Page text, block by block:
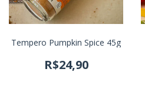
Tempero Pumpkin Spice 45g
R$24,90